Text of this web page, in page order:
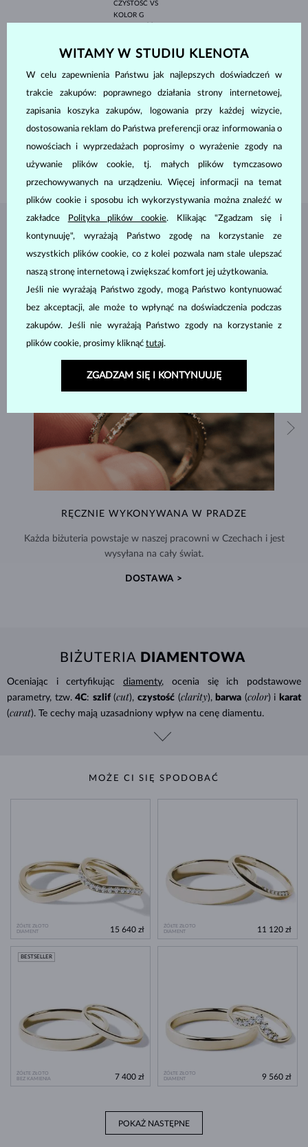
CZYSTOŚĆ VS
KOLOR G
WAGA0.050 ct
POCHODZENIE
naturalne
CZYSTOŚĆSI
KOLOR G
WAGA0.020 ct
SZEROKOŚĆ MĘSKI 3.00 mm
WAGA 4.10 g
BIŻUTERIA ZATELIER KLENOTA
RĘCZNIE WYKONYWANA W PRADZE
Każda biżuteria powstaje w naszej pracowni w Czechach i jest
wysyłana na cały świat.
DOSTAWA >
BIŻUTERIA DIAMENTOWA
Oceniając i certyfikującdiamenty, ocenia się ich podstawowe
parametry, tzw. 4C: szlif (cut), czystość (clarity), barwa (color) i karat
(carat). Te cechy mają uzasadniony wpływ na cenę diamentu.
MOŻE CI SIĘ SPODOBAĆ
ŻÓŁTE ZŁOTO
DIAMENT
15 640 zł
ŻÓŁTE ZŁOTO
DIAMENT
11 120 zł
ŻÓŁTE ZŁOTO
BEZ KAMIENIA
BESTSELLER
7 400 zł
ŻÓŁTE ZŁOTO
DIAMENT
9 560 zł
POKAŻ NASTĘPNE
WITAMY W STUDIU KLENOTA
W celu zapewnienia Państwu jak najlepszych doświadczeń w
trakcie zakupów: poprawnego działania strony internetowej,
zapisania koszyka zakupów, logowania przy każdej wizycie,
dostosowania reklam do Państwa preferencji oraz informowania o
nowościach i wyprzedażach poprosimy o wyrażenie zgody na
używanie plików cookie, tj. małych plików tymczasowo
przechowywanych na urządzeniu. Więcej informacji na temat
plików cookie i sposobu ich wykorzystywania można znaleźć w
zakładce
Polityka plików cookie. Klikając "Zgadzam się i
kontynuuję", wyrażają Państwo zgodę na korzystanie ze
wszystkich plików cookie, co z kolei pozwala nam stale ulepszać
naszą stronę internetową i zwiększać komfort jej użytkowania.
Jeśli nie wyrażają Państwo zgody, mogą Państwo kontynuować
bez akceptacji, ale może to wpłynąć na doświadczenia podczas
zakupów. Jeśli nie wyrażają Państwo zgody na korzystanie z
plików cookie, prosimy kliknąć tutaj.
ZGADZAM SIĘ I KONTYNUUJĘ